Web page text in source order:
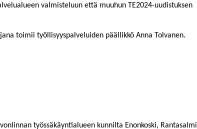
valmisteluun että muuhun TE2024-uudistuksen
toimii työllisyyspalveluiden päällikkö Anna Tolvanen.
työssäkäyntialueen kunnilta Enonkoski, Rantasalmi